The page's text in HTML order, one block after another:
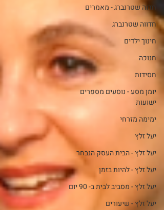
חדוה שטרנברג - מאמרים
חדווה שטרנברג
חינוך ילדים
חנוכה
חסידות
יומן מסע - נוסעים מספרים
ישועות
ימימה מזרחי
יעל זלץ
יעל זלץ - הבית העסק הנבחר
יעל זלץ - להיות בזמן
יעל זלץ - מסביב לבית ב- 90 יום
יעל זלץ - שיעורים